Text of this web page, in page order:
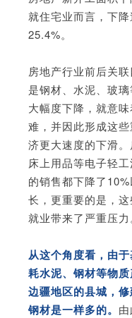
就住宅业而言，下
25.4%。
房地产行业前后关
是钢材、水泥、玻
大幅度下降，就意
难，并因此形成这
济更大速度的下滑
床上用品等电子轻
的销售都下降了
长，更重要的是，
就业带来了严重压力
从这个角度看，由
耗水泥、钢材等物
边疆地区的县城，修
钢材是一样多的。